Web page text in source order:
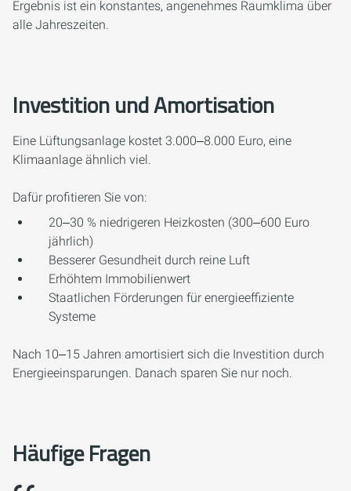
Ergebnis ist ein konstantes, angenehmes Raumklima über
alle Jahreszeiten.
Investition und Amortisation
Eine Lüftungsanlage kostet 3.000‒8.000 Euro, eine
Klimaanlage ähnlich viel.
Dafür profitieren Sie von:
20‒30 % niedrigeren Heizkosten (300‒600 Euro
jährlich)
Besserer Gesundheit durch reine Luft
Erhöhtem Immobilienwert
Staatlichen Förderungen für energieeffiziente
Systeme
Nach 10‒15 Jahren amortisiert sich die Investition durch
Energieeinsparungen. Danach sparen Sie nur noch.
Häufige Fragen